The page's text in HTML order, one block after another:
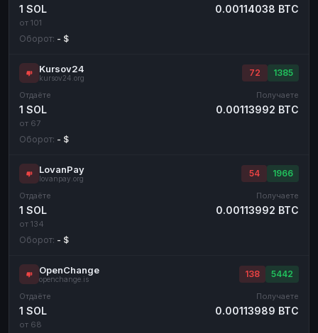
1 SOL
от 101
0.00114038 BTC
Оборот: - $
Kursov24
kursov24.org
72 1385
Отдаёте
1 SOL
от 67
Получаете
0.00113992 BTC
Оборот: - $
LovanPay
lovanpay.org
54 1966
Отдаёте
1 SOL
от 134
Получаете
0.00113992 BTC
Оборот: - $
OpenChange
openchange.is
138 5442
Отдаёте
1 SOL
от 68
Получаете
0.00113989 BTC